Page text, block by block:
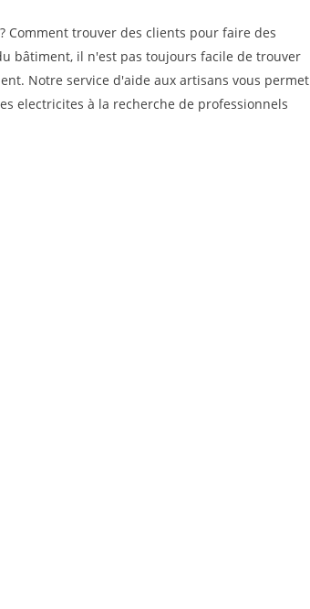
Comment trouver des clients pour faire des
bâtiment, il n'est pas toujours facile de trouver
Notre service d'aide aux artisans vous permet
electricites à la recherche de professionnels